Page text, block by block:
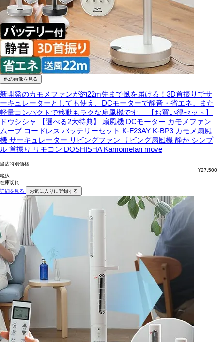
他の画像を見る
新開発のカモメファンが約22m先まで風を届ける！3D首振りでサ
ーキュレーターとしても使え、DCモーターで静音・省エネ。また
軽量コンパクトで移動もラクな扇風機です。
【お買い得セット】
ドウシシャ 【選べる2大特典】 扇風機 DCモーター カモメファン
ムーブ コードレス バッテリーセット K-F23AY K-BP3 カモメ扇風
機 サーキュレーター リビングファン リビング扇風機 静か シンプ
ル 首振り リモコン DOSHISHA Kamomefan move
当店特別価格
¥27,500
税込
在庫切れ
詳細を見る
お気に入りに登録する